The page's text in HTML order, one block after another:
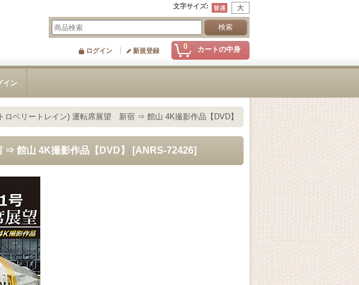
文字サイズ:
0 カートの中身
ログイン 新規登録
イン
ベリートレイン) 運転席展望 新宿 ⇒ 館山 4K撮影作品【DVD】
館山 4K撮影作品【DVD】 [ANRS-72426]